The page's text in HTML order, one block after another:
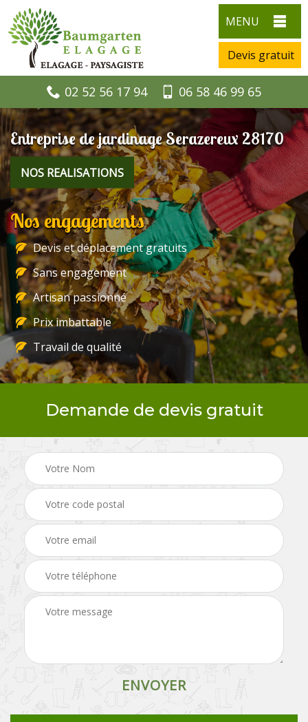
MENU
Devis gratuit
02 52 56 17 94 06 58 46 99 65
Entreprise de jardinage Serazereux 28170
NOS REALISATIONS
Nos engagements
Devis et déplacement gratuits
Sans engagement
Artisan passionné
Prix imbattable
Travail de qualité
Demande de devis gratuit